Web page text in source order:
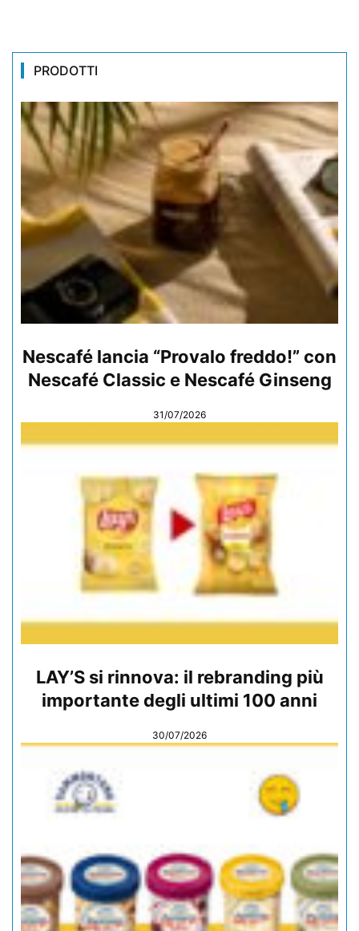
PRODOTTI
Nescafé lancia “Provalo freddo!” con
Nescafé Classic e Nescafé Ginseng
31/07/2026
LAY’S si rinnova: il rebranding più
importante degli ultimi 100 anni
30/07/2026